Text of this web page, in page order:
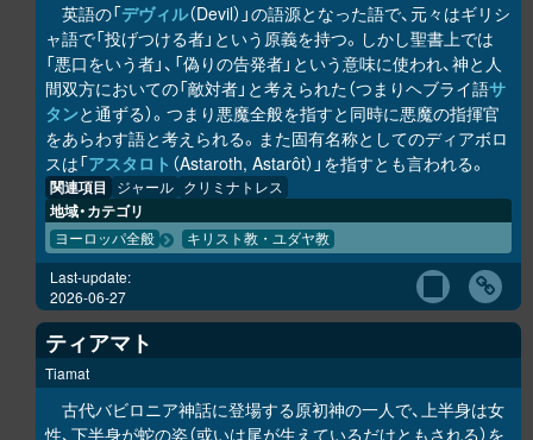
英語の「デヴィル（Devil）」の語源となった語で、元々はギリシ
ャ語で「投げつける者」という原義を持つ。しかし聖書上では
「悪口をいう者」、「偽りの告発者」という意味に使われ、神と人
間双方においての「敵対者」と考えられた（つまりヘブライ語サ
タンと通ずる）。つまり悪魔全般を指すと同時に悪魔の指揮官
をあらわす語と考えられる。また固有名称としてのディアボロ
スは「アスタロト （Astaroth, Astarôt）」を指すとも言われる。
関連項目 ジャール クリミナトレス
地域・カテゴリ
ヨーロッパ全般 キリスト教・ユダヤ教
Last-update:
2026-06-27
ティアマト
Tiamat
古代バビロニア神話に登場する原初神の一人で、上半身は女
性、下半身が蛇の姿（或いは尾が生えているだけともされる）を